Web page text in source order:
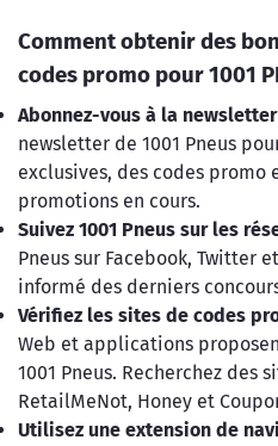
Comment obtenir des
codes promo pour 1001
Abonnez-vous à la
newsletter de 1001 Pneus
exclusives, des codes promo
promotions en cours.
Suivez 1001 Pneus sur les
Pneus sur Facebook, Twitter
informé des derniers
Vérifiez les sites de codes
Web et applications
1001 Pneus. Recherchez des
RetailMeNot, Honey et
Utilisez une extension de